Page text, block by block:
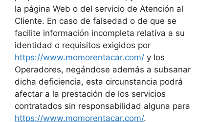
la página Web o del servicio de Atención al
Cliente. En caso de falsedad o de que se
facilite información incompleta relativa a su
identidad o requisitos exigidos por
https://www.momorentacar.com/ y los
Operadores, negándose además a subsanar
dicha deficiencia, esta circunstancia podrá
afectar a la prestación de los servicios
contratados sin responsabilidad alguna para
https://www.momorentacar.com/.